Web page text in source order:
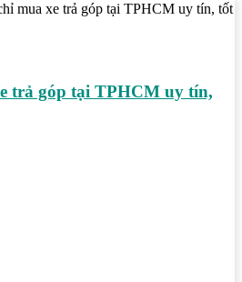
mua xe trả góp tại TPHCM uy tín, tốt
trả góp tại TPHCM uy tín,